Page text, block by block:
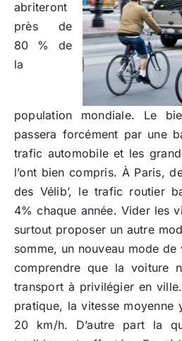
abriteront
près de
80 % de
la
population mondiale. Le
passera forcément par une
trafic automobile et les
l’ont bien compris. À Paris,
des Vélib’, le trafic routier
4% chaque année. Vider les
surtout proposer un autre
somme, un nouveau mode de
comprendre que la voiture
transport à privilégier en ville.
pratique, la vitesse moyenne
20 km/h. D’autre part la